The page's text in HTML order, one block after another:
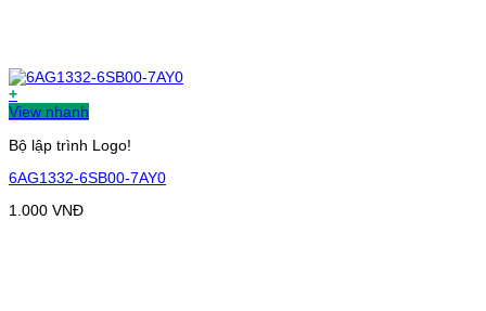
+
View nhanh
Bộ lập trình Logo!
6AG1332-6SB00-7AY0
1.000 VNĐ